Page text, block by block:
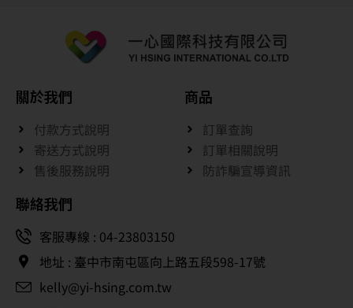
關於我們
付款方式說明
寄送方式說明
售後服務說明
商品
訂單查詢
訂單相關說明
防詐騙宣導資訊
聯絡我們
客服專線 : 04-23803150
地址 : 臺中市南屯區向上路五段598-17號
kelly@yi-hsing.com.tw